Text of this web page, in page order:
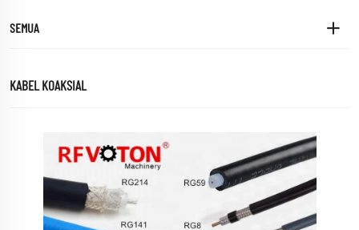
SEMUA
KABEL KOAKSIAL